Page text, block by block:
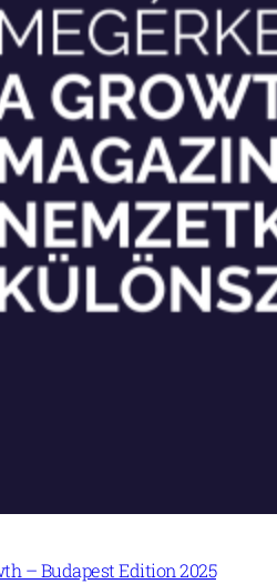
– Budapest Edition 2025